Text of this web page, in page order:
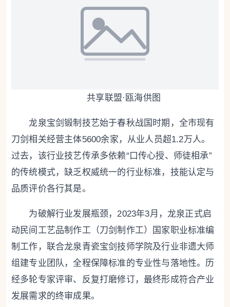
共享联盟·瓯海供图
龙泉宝剑锻制技艺始于春秋战国时期，全市现有
刀剑相关经营主体5600余家，从业人员超1.2万人。
过去，该行业技艺传承多依赖“口传心授、师徒相承”
的传统模式，缺乏权威统一的行业标准，技能认定与
品质评价各行其是。
为破解行业发展瓶颈，2023年3月，龙泉正式启
动民间工艺品制作工（刀剑制作工）国家职业标准编
制工作，联合龙泉青瓷宝剑技师学院及行业非遗大师
组建专业团队，全程保障标准的专业性与落地性。历
经多轮专家评审、反复打磨修订，最终形成符合产业
发展需求的终审成果。